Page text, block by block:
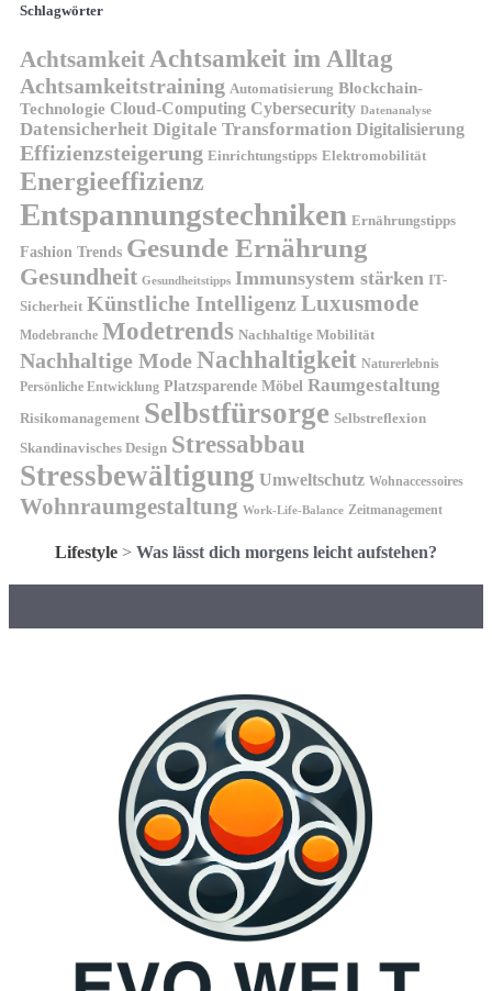
Schlagwörter
Achtsamkeit Achtsamkeit im Alltag
Achtsamkeitstraining Automatisierung Blockchain-
Technologie Cloud-Computing Cybersecurity Datenanalyse
Datensicherheit Digitale Transformation Digitalisierung
Effizienzsteigerung Einrichtungstipps Elektromobilität
Energieeffizienz
Entspannungstechniken Ernährungstipps
Fashion Trends Gesunde Ernährung
Gesundheit Gesundheitstipps Immunsystem stärken IT-
Sicherheit Künstliche IntelligenzLuxusmode
Modebranche Modetrends Nachhaltige Mobilität
Nachhaltige ModeNachhaltigkeit Naturerlebnis
Persönliche Entwicklung Platzsparende Möbel Raumgestaltung
Risikomanagement Selbstfürsorge Selbstreflexion
Skandinavisches Design Stressabbau
Stressbewältigung Umweltschutz Wohnaccessoires
Wohnraumgestaltung Work-Life-Balance Zeitmanagement
Lifestyle > Was lässt dich morgens leicht aufstehen?